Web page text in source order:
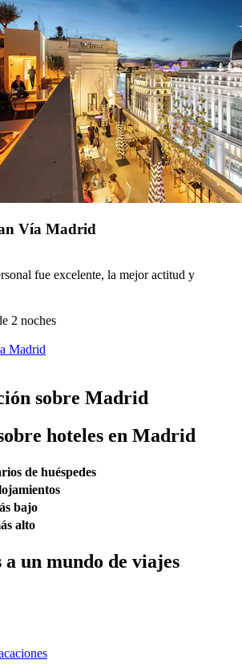
Vía Madrid
fue excelente, la mejor actitud y
2 noches
Madrid
sobre Madrid
hoteles en Madrid
de huéspedes
bajo
alto
a un mundo de viajes